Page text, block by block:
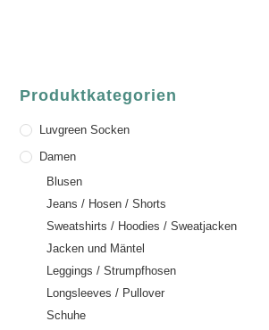
Produktkategorien
Luvgreen Socken
Damen
Blusen
Jeans / Hosen / Shorts
Sweatshirts / Hoodies / Sweatjacken
Jacken und Mäntel
Leggings / Strumpfhosen
Longsleeves / Pullover
Schuhe